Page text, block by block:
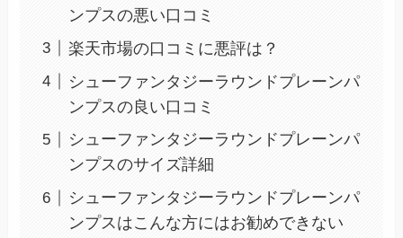
ンプスの悪い口コミ
楽天市場の口コミに悪評は？
シューファンタジーラウンドプレーンパ
ンプスの良い口コミ
シューファンタジーラウンドプレーンパ
ンプスのサイズ詳細
シューファンタジーラウンドプレーンパ
ンプスはこんな方にはお勧めできない